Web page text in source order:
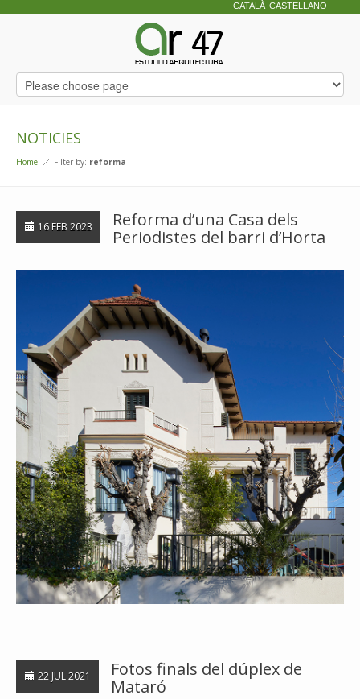
CATALÀ CASTELLANO
NOTICIES
Home Filter by: reforma
16 FEB 2023
Reforma d’una Casa dels
Periodistes del barri d’Horta
22 JUL 2021
Fotos finals del dúplex de
Mataró